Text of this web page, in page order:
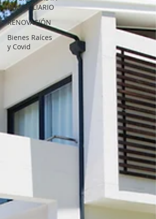
INMOBILIARIO
RENOVACIÓN
Bienes Raíces
y Covid